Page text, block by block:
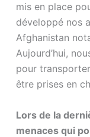
mis en place
développé nos
Afghanistan
Aujourd’hui,
pour
être prises en
Lors de la
menaces qui